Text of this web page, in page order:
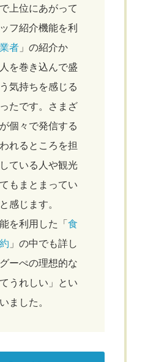
上位にあがって
フ紹介機能を利
者 」の紹介か
を巻き込んで盛
気持ちを感じる
たです。さまざ
個々で発信する
れるところを担
ている人や観光
もまとまってい
感じます。
を利用した「 食
」の中でも詳し
ーぺの理想的な
うれしい」とい
ました。